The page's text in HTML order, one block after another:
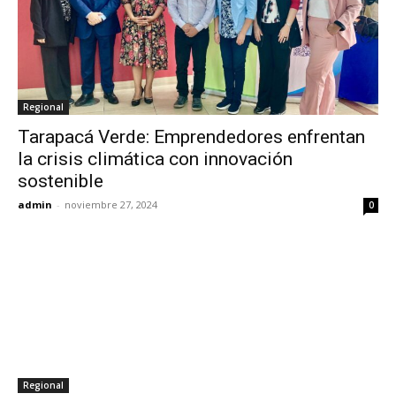
Regional
Tarapacá Verde: Emprendedores enfrentan
la crisis climática con innovación
sostenible
admin - noviembre 27, 2024 0
Regional